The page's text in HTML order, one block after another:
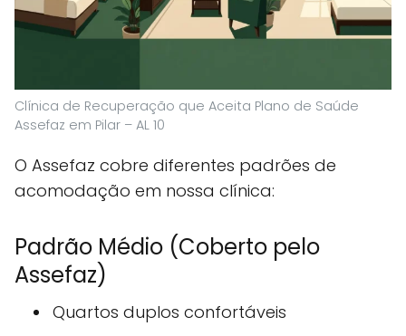
Clínica de Recuperação que Aceita Plano de Saúde
Assefaz em Pilar – AL 10
O Assefaz cobre diferentes padrões de
acomodação em nossa clínica:
Padrão Médio (Coberto pelo
Assefaz)
Quartos duplos confortáveis